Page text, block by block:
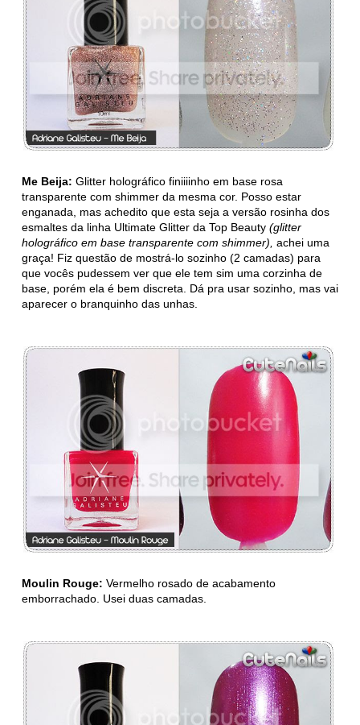
Me Beija: Glitter holográfico finiiiinho em base rosa
transparente com shimmer da mesma cor. Posso estar
enganada, mas achedito que esta seja a versão rosinha dos
esmaltes da linha Ultimate Glitter da Top Beauty(glitter
holográfico em base transparente com shimmer), achei uma
graça! Fiz questão de mostrá-lo sozinho (2 camadas) para
que vocês pudessem ver que ele tem sim uma corzinha de
base, porém ela é bem discreta. Dá pra usar sozinho, mas vai
aparecer o branquinho das unhas.
Moulin Rouge: Vermelho rosado de acabamento
emborrachado. Usei duas camadas.